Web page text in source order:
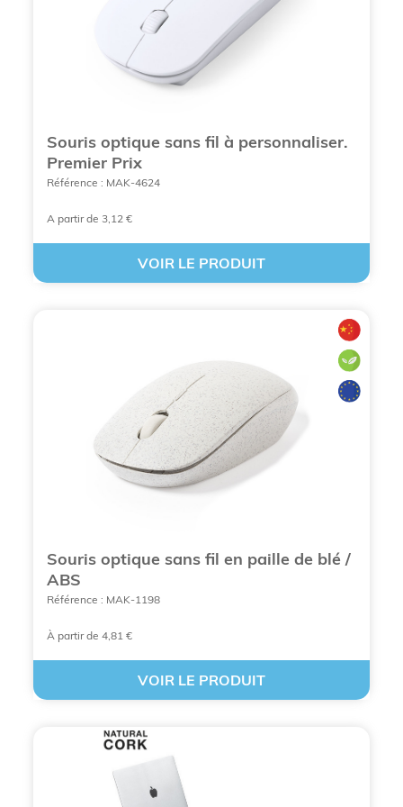
De plus, ce type d’objet est classé parmi les
produits intemporels, idéaux donc pour porter vos
objets publicitaires
Souris optique sans fil à personnaliser.
Premier Prix
Référence : MAK-4624
A partir de 3,12 €
VOIR LE PRODUIT
Souris optique sans fil en paille de blé /
ABS
Référence : MAK-1198
À partir de 4,81 €
VOIR LE PRODUIT